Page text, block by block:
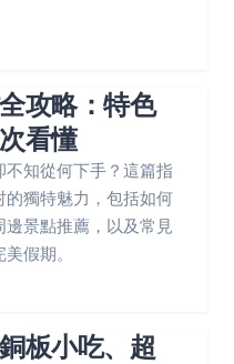
攻略：特色
看懂
知從何下手？這篇指
獨特魅力，包括如何
景點推薦，以及常見
假期。
板小吃、超